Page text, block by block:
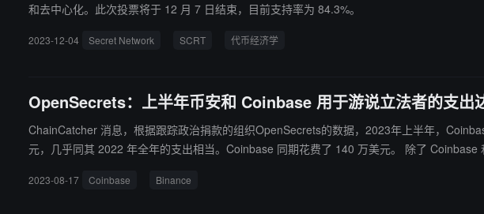
和去中心化。此次投票将于 12 月 7 日结束，目前支持率为 84.3%。
2023-12-04 Secret Network SCRT 代币经济学
OpenSecrets：上半年币安和 Coinbase 用于游说立法者的支出
ChainCatcher 消息，根据跟踪政治捐款的组织OpenSecrets的数据，2023年上半年，
元，几乎同其 2022 年全年的支出相当。Coinbase 同期花费了 140 万美元。 除了
2023-08-17 Coinbase Binance